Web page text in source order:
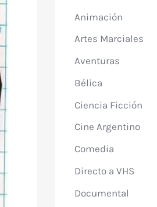
Animación
Artes Marciales
Aventuras
Bélica
Ciencia Ficción
Cine Argentino
Comedia
Directo a VHS
Documental